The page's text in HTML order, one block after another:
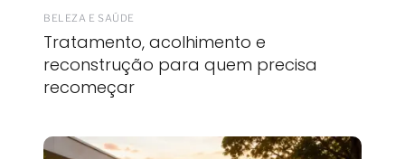
BELEZA E SAÚDE
Tratamento, acolhimento e
reconstrução para quem precisa
recomeçar